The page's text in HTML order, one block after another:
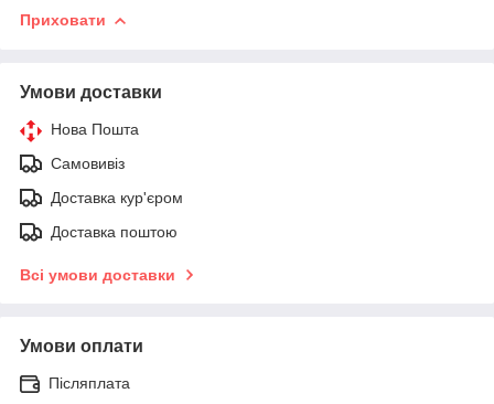
Приховати
Умови доставки
Нова Пошта
Самовивіз
Доставка кур'єром
Доставка поштою
Всі умови доставки
Умови оплати
Післяплата